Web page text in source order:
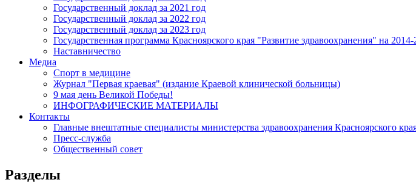
Государственный доклад за 2021 год
Государственный доклад за 2022 год
Государственный доклад за 2023 год
Государственная программа Красноярского края "Развитие здравоохранения" на
Наставничество
Медиа
Спорт в медицине
Журнал "Первая краевая" (издание Краевой клинической больницы)
9 мая день Великой Победы!
ИНФОГРАФИЧЕСКИЕ МАТЕРИАЛЫ
Контакты
Главные внештатные специалисты министерства здравоохранения Красноярского
Пресс-служба
Общественный совет
Разделы